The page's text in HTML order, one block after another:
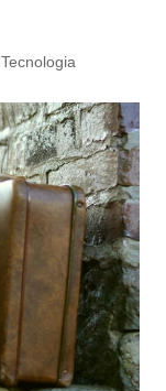
Tecnologia